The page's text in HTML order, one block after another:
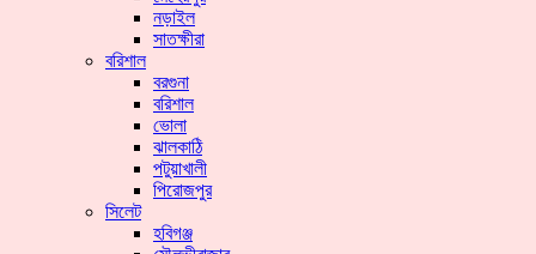
নড়াইল
সাতক্ষীরা
বরিশাল
বরগুনা
বরিশাল
ভোলা
ঝালকাঠি
পটুয়াখালী
পিরোজপুর
সিলেট
হবিগঞ্জ